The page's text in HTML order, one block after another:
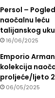
Persol –
naočalnu leću
talijanskog
16/06/2025
Emporio
kolekcija
proljeće/ljeto
06/05/2025